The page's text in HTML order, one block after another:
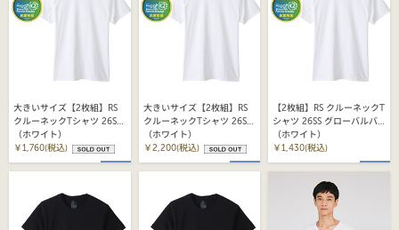
大きいサイズ【2枚組】RS
クルーネックTシャツ 26SS
グローバルバリューライン
ヘインズ(HM1EY702)
（ホワイト）
￥1,760(税込)
大きいサイズ【2枚組】RS
クルーネックTシャツ 26SS
グローバルバリューライン
ヘインズ(HM1EY702)
（ホワイト）
￥2,200(税込)
【2枚組】RS クルーネックT
シャツ 26SS グローバルバ
リューライン ヘインズ
(HM1EY702)
（ホワイト）
￥1,430(税込)